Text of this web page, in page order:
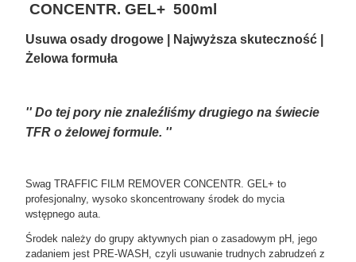
CONCENTR. GEL+ 500ml
Usuwa osady drogowe | Najwyższa skuteczność |
Żelowa formuła
'' Do tej pory nie znaleźliśmy drugiego na świecie
TFR o żelowej formule. ''
Swag TRAFFIC FILM REMOVER CONCENTR. GEL+ to
profesjonalny, wysoko skoncentrowany środek do mycia
wstępnego auta.
Środek należy do grupy aktywnych pian o zasadowym pH, jego
zadaniem jest PRE-WASH, czyli usuwanie trudnych zabrudzeń z